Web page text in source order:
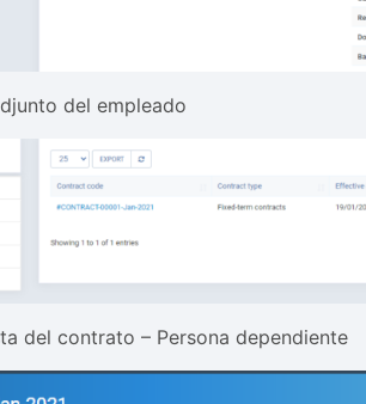
del empleado
del contrato – Persona dependiente